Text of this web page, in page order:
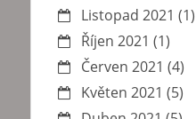
Listopad 2021 (1)
Říjen 2021 (1)
Červen 2021 (4)
Květen 2021 (5)